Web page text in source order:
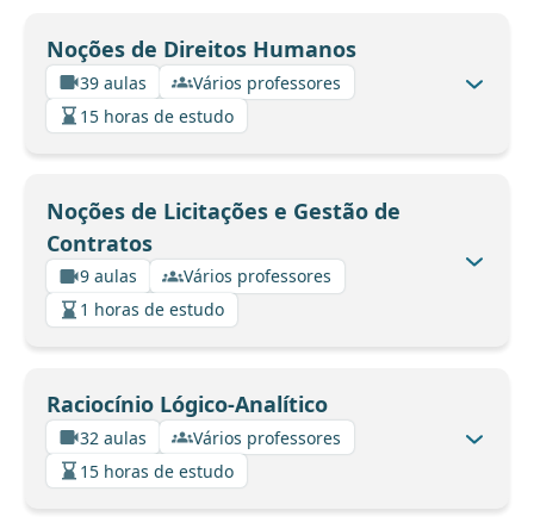
Noções de Direitos Humanos
39 aulas
Vários professores
15 horas de estudo
Noções de Licitações e Gestão de
Contratos
9 aulas
Vários professores
1 horas de estudo
Raciocínio Lógico-Analítico
32 aulas
Vários professores
15 horas de estudo